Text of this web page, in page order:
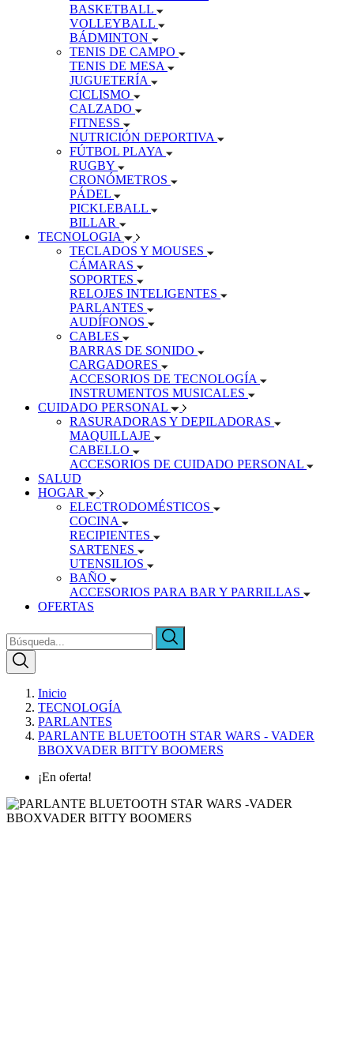
BASKETBALL
VOLLEYBALL
BÁDMINTON
TENIS DE CAMPO
TENIS DE MESA
JUGUETERÍA
CICLISMO
CALZADO
FITNESS
NUTRICIÓN DEPORTIVA
FÚTBOL PLAYA
RUGBY
CRONÓMETROS
PÁDEL
PICKLEBALL
BILLAR
TECNOLOGIA
TECLADOS Y MOUSES
CÁMARAS
SOPORTES
RELOJES INTELIGENTES
PARLANTES
AUDÍFONOS
CABLES
BARRAS DE SONIDO
CARGADORES
ACCESORIOS DE TECNOLOGÍA
INSTRUMENTOS MUSICALES
CUIDADO PERSONAL
RASURADORAS Y DEPILADORAS
MAQUILLAJE
CABELLO
ACCESORIOS DE CUIDADO PERSONAL
SALUD
HOGAR
ELECTRODOMÉSTICOS
COCINA
RECIPIENTES
SARTENES
UTENSILIOS
BAÑO
ACCESORIOS PARA BAR Y PARRILLAS
OFERTAS
Inicio
TECNOLOGÍA
PARLANTES
PARLANTE BLUETOOTH STAR WARS - VADER
BBOXVADER BITTY BOOMERS
¡En oferta!